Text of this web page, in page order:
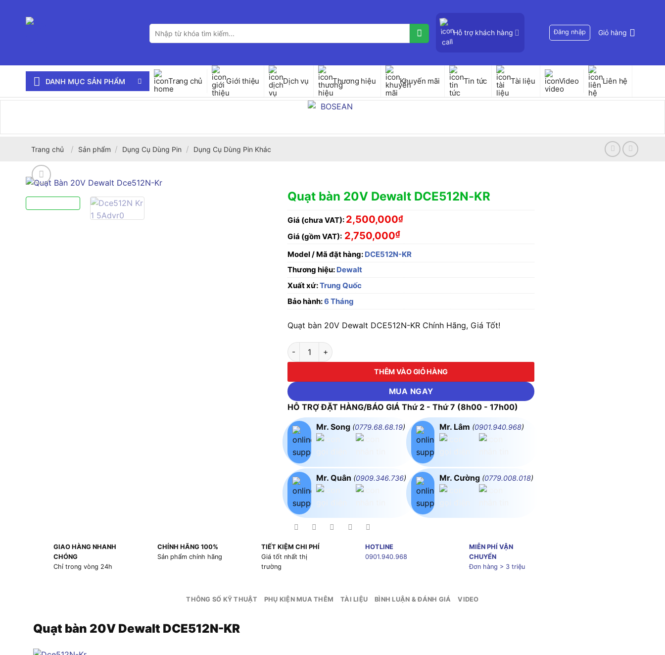
Tìm
kiếm:
Hỗ trợ khách hàng Đăng nhập Giỏ hàng
DANH MỤC SẢN PHẨM Trang chủ Giới thiệu Dịch vụ Thương hiệu Khuyến mãi Tin tức Tài liệu Video Liên hệ
Trang chủ / Sản phẩm / Dụng Cụ Dùng Pin / Dụng Cụ Dùng Pin Khác
Quạt bàn 20V Dewalt DCE512N-KR
Giá (chưa VAT): 2,500,000₫
Giá (gồm VAT): 2,750,000₫
Model / Mã đặt hàng: DCE512N-KR
Thương hiệu: Dewalt
Xuất xứ:Trung Quốc
Bảo hành:6 Tháng
Quạt bàn 20V Dewalt DCE512N-KR Chính Hãng, Giá Tốt!
Quạt bàn 20V Dewalt DCE512N-KR số lượng
THÊM VÀO GIỎ HÀNG
MUA NGAY
HỖ TRỢ ĐẶT HÀNG/BÁO GIÁ Thứ 2 - Thứ 7 (8h00 - 17h00)
Mr. Song (0779.68.68.19)
Mr. Quân (0909.346.736)
Mr. Lâm (0901.940.968)
Mr. Cường (0779.008.018)
GIAO HÀNG NHANH
CHÓNG
Chỉ trong vòng 24h
CHÍNH HÃNG 100%
Sản phẩm chính hãng
TIẾT KIỆM CHI PHÍ
Giá tốt nhất thị
trường
HOTLINE
0901.940.968
MIỄN PHÍ VẬN
CHUYỂN
Đơn hàng > 3 triệu
THÔNG SỐ KỸ THUẬT PHỤ KIỆN MUA THÊM TÀI LIỆU BÌNH LUẬN & ĐÁNH GIÁ VIDEO
Quạt bàn 20V Dewalt DCE512N-KR